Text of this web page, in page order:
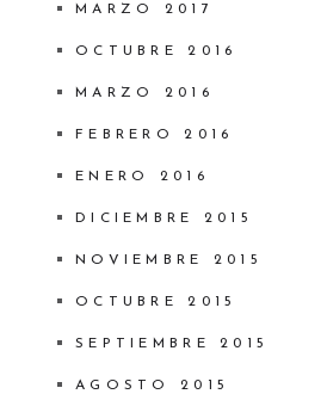
MARZO 2017
OCTUBRE 2016
MARZO 2016
FEBRERO 2016
ENERO 2016
DICIEMBRE 2015
NOVIEMBRE 2015
OCTUBRE 2015
SEPTIEMBRE 2015
AGOSTO 2015